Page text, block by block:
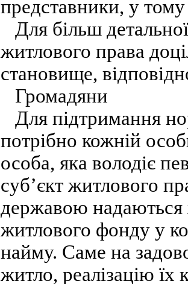
представники, у тому
Для більш
житлового права
становище,
Громадяни
Для підтримання
потрібно кожній
особа, яка володіє
суб’єкт житлового
державою
житлового фонду у
найму. Саме на
житло, реалізацію їх